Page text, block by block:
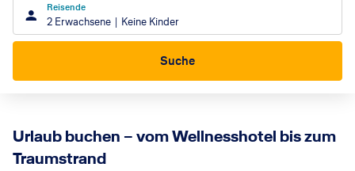
Reisende
2 Erwachsene Keine Kinder
Suche
Urlaub buchen – vom Wellnesshotel bis zum
Traumstrand